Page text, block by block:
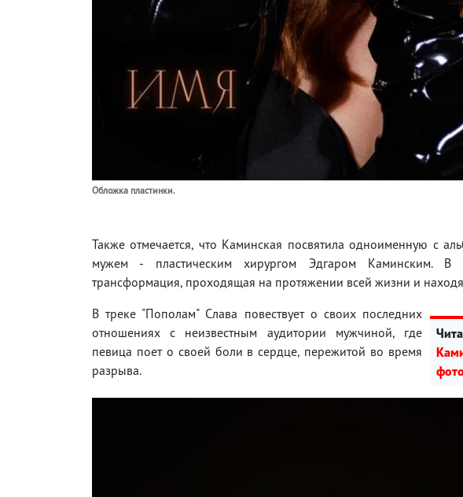
Обложка пластинки.
Также отмечается, что Каминская посвятила одноименную с
мужем - пластическим хирургом Эдгаром Каминским. В
трансформация, проходящая на протяжении всей жизни и
В треке "Пополам" Слава повествует о своих последних
отношениях с неизвестным аудитории мужчиной, где
певица поет о своей боли в сердце, пережитой во время
разрыва.